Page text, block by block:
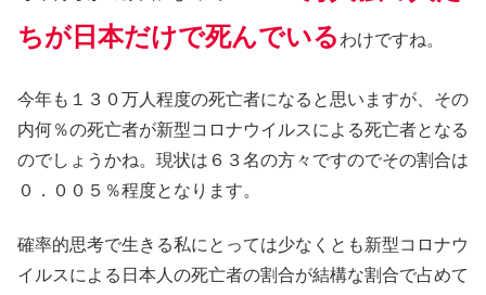
ちが日本だけで死んでいる わけですね。
今年も１３０万人程度の死亡者になると思いますが、その
内何％の死亡者が新型コロナウイルスによる死亡者となる
のでしょうかね。現状は６３名の方々ですのでその割合は
０．００５％程度となります。
確率的思考で生きる私にとっては少なくとも新型コロナウ
イルスによる日本人の死亡者の割合が結構な割合で占めて